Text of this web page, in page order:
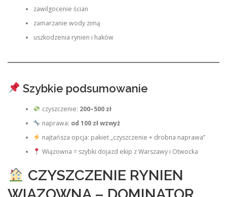
zawilgocenie ścian
zamarzanie wody zimą
uszkodzenia rynien i haków
Szybkie podsumowanie
czyszczenie: 200–500 zł
naprawa: od 100 zł wzwyż
najtańsza opcja: pakiet „czyszczenie + drobna naprawa”
Wiązowna = szybki dojazd ekip z Warszawy i Otwocka
CZYSZCZENIE RYNIEN